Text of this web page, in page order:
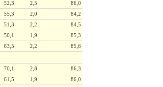
52,3 2,5
86,0
55,3 2,0
84,2
51,3 2,2
84,5
50,1 1,9
85,3
63,5 2,2 85,6
70,1 2,8
86,3
61,5 1,9
86,0